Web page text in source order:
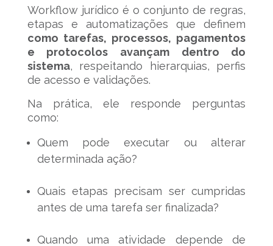
Workflow jurídico é o conjunto de regras,
etapas e automatizações que definem
como tarefas, processos, pagamentos
e protocolos avançam dentro do
sistema, respeitando hierarquias, perfis
de acesso e validações.
Na prática, ele responde perguntas
como:
Quem pode executar ou alterar
determinada ação?
Quais etapas precisam ser cumpridas
antes de uma tarefa ser finalizada?
Quando uma atividade depende de